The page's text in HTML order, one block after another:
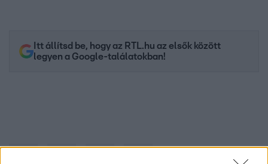
Itt állítsd be, hogy az RTL.hu az elsők között
legyen a Google-találatokban!